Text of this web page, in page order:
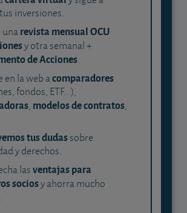
inversiones.
unarevista mensual OCU
y otra semanal +
de Acciones.
en la web acomparadores
fondos, ETF...),
, modelos de contratos,
tus dudassobre
y derechos.
lasventajas para
sociosy ahorra mucho